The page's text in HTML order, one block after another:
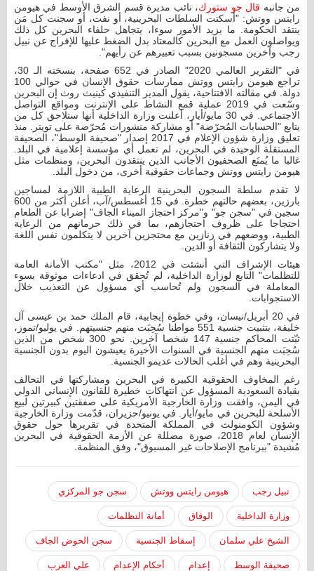
من جانبه قال جو ستورك، نائب مديرة قسم الشرق الأوسط في هيومن
رايتس ووتش: "أسكتت السلطات البحرينية، أو نفت، أو سجنت كل مَن
ينتقد الحكومة. ما يزيد الأمور سوءا، يتجاهل حلفاء البحرين كل ذلك
ويواصلون العمل مع البحرين كالمعتاد بدل الضغط عليها للإفراج عن نبيل
رجب وآخرين مسجونين بسبب تعبيرهم عن رأيهم".
في "التقرير العالمي 2020" الصادر في 652 صفحة، بنسخته الـ 30،
تراجع هيومن رايتس ووتش ممارسات حقوق الإنسان في حوالي 100
دولة. في مقالته الافتتاحية، يقول المدير التنفيذي كينيث روث إن البحرين
وسّعت في 2019 عملية قمع النشاط على الإنترنت ومواقع التواصل
الاجتماعي. في 30 مايو/أيار، أعلنت وزارة الداخلية أنها ستلاحق كل من
يتابع "الحسابات المُحرّضة" أو مشاركة منشورات مُحرّضة على تويتر. منذ
تعليق وزارة شؤون الإعلام في 2017 إصدار "صحيفة الوسط"، الصحيفة
المستقلة الوحيدة في البحرين، لم تعمل أي مؤسسة إعلامية في البلد.
غالبا ما يُمنَع الصحفيون الأجانب الذين ينتقدون البحرين، ومنظمات مثل
هيومن رايتس ووتش وجماعات حقوقية أخرى، من دخول البلد.
لا تقدم سلطة السجون البحرينية الرعاية الطبية اللازمة لمساجين
بارزين، بعضهم حالتهم خطرة. في 15 أغسطس/آب، أعلن أكثر من 600
سجين في "سجن جو" و"مركز احتجاز الميناء الجاف" إضرابا عن الطعام
احتجاجا على ظروف احتجازهم، بما في ذلك حرمانهم من الرعاية
الطبية، ووضعهم في زنازين مع محتجزين آخرين لا يتكلمون نفس اللغة
ولا يتشاركون الثقافة أو الدين.
هيئات الإشراف التي أنشئت في 2012، مثل "مكتب الأمانة العامة
للتظلمات" التابع لوزارة الداخلية، لم تُحقق في ادعاءات موثوقة بسوء
المعاملة في السجون ولم تُحاسب أي مسؤول عن التعذيب خلال
الاستجوابات.
في 20 أبريل/نيسان، وفي خطوة إيجابية، قام الملك حمد بن عيسى آل
خليفة، بتثبيت جنسية 551 مواطنا سُحِبَت منهم جنسيتهم. في يوليو/تموز،
ثبّتت المحاكم جنسية 147 شخصا آخرين. نحو 300 شخص من الذين
سُحِبَت منهم الجنسية في السنوات الأخيرة يعيشون اليوم بدون الجنسية
البحرينية وهم في أغلب الحالات عديمو الجنسية.
رغم المخاوف الحقوقية الكبيرة في البحرين ومشاركتها في التحالف
بقيادة السعودية المسؤول عن انتهاكات خطيرة للقانون الإنساني الدولي
في اليمن، وافقت وزارة الخارجية الأمريكية على صفقتين كبيرتين لبيع
الأسلحة للبحرين في مايو/أيار. في يونيو/حزيران، قدّمت وزارة الخارجية
وشؤون الكومنولث في المملكة المتحدة في تقريرها حول حقوق
الإنسان لعام 2018، صورة مضللة عن الأزمة الحقوقية في البحرين
مُشيدة "ببرنامج الإصلاحات غير المسبوق"، وفق المنظمة.
نبيل رجب هيومن رايتس ووتش سجن جو المركزي
وزارة الداخلية الوفاق أمانة التظلمات
الشيخ علي سلمان إسقاط الجنسية سجن الحوض الجاف
صحيفة الوسط إعدام أحكام الإعدام علي العرب